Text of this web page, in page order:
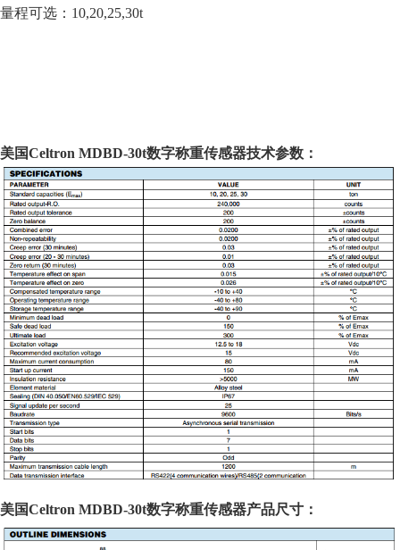
量程可选：10,20,25,30t
美国Celtron MDBD-30t数字称重传感器技术参数：
美国Celtron MDBD-30t数字称重传感器产品尺寸：